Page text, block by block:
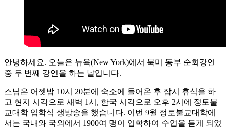
안녕하세요. 오늘은 뉴욕(New York)에서 북미 동부 순회강연
중 두 번째 강연을 하는 날입니다.
스님은 어젯밤 10시 20분에 숙소에 들어온 후 잠시 휴식을 하
고 현지 시각으로 새벽 1시, 한국 시각으로 오후 2시에 정토불
교대학 입학식 생방송을 했습니다. 이번 9월 정토불교대학에
서는 국내와 국외에서 1900여 명이 입학하여 수업을 듣게 되었